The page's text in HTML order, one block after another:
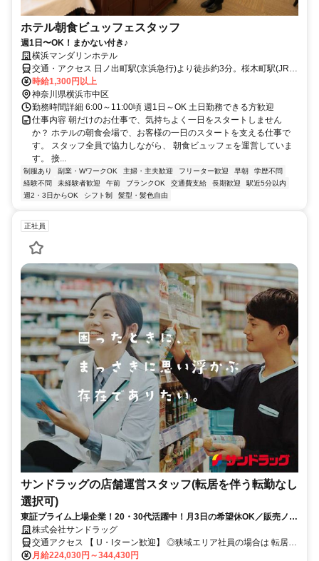
ホテル朝食ビュッフェスタッフ
週1日〜OK！まかない付き♪
横浜マンダリンホテル
交通・アクセス 日ノ出町駅(京浜急行)より徒歩約3分。桜木町駅(JR)
より徒歩約8分
時給1,300円以上
神奈川県横浜市中区
勤務時間詳細 6:00～11:00頃 週1日～OK 土日勤務できる方歓迎
仕事内容 朝だけのお仕事で、気持ちよく一日をスタートしません
か？ ホテルの朝食会場で、お客様の一日のスタートを支える仕事で
す。 スタッフ全員で協力しながら、 朝食ビュッフェを運営していま
す。 接...
制服あり 副業・WワークOK 主婦・主夫歓迎 フリーター歓迎 早朝
学歴不問
経験不問
未経験者歓迎 午前 ブランクOK 交通費支給 長期歓迎
駅近5分以内
週2・3日からOK
シフト制 髪型・髪色自由
正社員
サンドラッグの店舗運営スタッフ(転居を伴う転勤なし
選択可)
東証プライム上場企業！20・30代活躍中！月3日の希望休OK／販売ノル
マなし／年収例32歳SV816万円／販促企画～商品管理など店舗運営がメ
インの仕事
株式会社サンドラッグ
交通アクセス 【 U・Iターン歓迎】 ◎狭域エリア社員の場合は 転居を
伴う転勤はありません。 ◎マイカー通勤OK
月給224,030円～344,430円